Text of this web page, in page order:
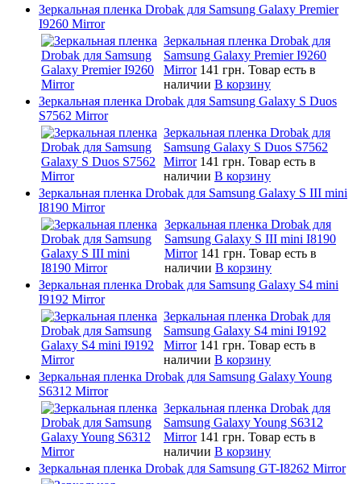
Зеркальная пленка Drobak для Samsung Galaxy Premier
I9260 Mirror
Зеркальная пленка Drobak для
Samsung Galaxy Premier I9260
Mirror 141 грн. Товар есть в
наличии В корзину
Зеркальная пленка Drobak для Samsung Galaxy S Duos
S7562 Mirror
Зеркальная пленка Drobak для
Samsung Galaxy S Duos S7562
Mirror 141 грн. Товар есть в
наличии В корзину
Зеркальная пленка Drobak для Samsung Galaxy S III mini
I8190 Mirror
Зеркальная пленка Drobak для
Samsung Galaxy S III mini I8190
Mirror 141 грн. Товар есть в
наличии В корзину
Зеркальная пленка Drobak для Samsung Galaxy S4 mini
I9192 Mirror
Зеркальная пленка Drobak для
Samsung Galaxy S4 mini I9192
Mirror 141 грн. Товар есть в
наличии В корзину
Зеркальная пленка Drobak для Samsung Galaxy Young
S6312 Mirror
Зеркальная пленка Drobak для
Samsung Galaxy Young S6312
Mirror 141 грн. Товар есть в
наличии В корзину
Зеркальная пленка Drobak для Samsung GT-I8262 Mirror